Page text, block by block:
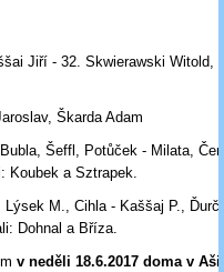
Jiří - 32. Skwierawski Witold,
Škarda Adam
Šeffl, Potůček - Milata,
Koubek a Sztrapek.
M., Cihla - Kaššaj P.,
Dohnal a Bříza.
v neděli 18.6.2017 doma v